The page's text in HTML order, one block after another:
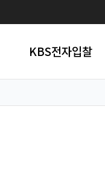
KBS전자입찰